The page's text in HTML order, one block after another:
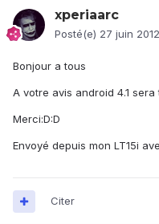
xperiaarc
Posté(e) 27 juin 2012
Bonjour a tous
A votre avis android 4.1
Merci:D:D
Envoyé depuis mon LT15i
Citer